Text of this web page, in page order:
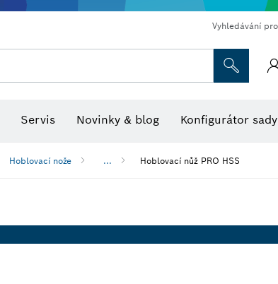
Vyhledávání
Servis Novinky & blog Konfigurátor sady
Hoblovací nože ... Hoblovací nůž PRO HSS